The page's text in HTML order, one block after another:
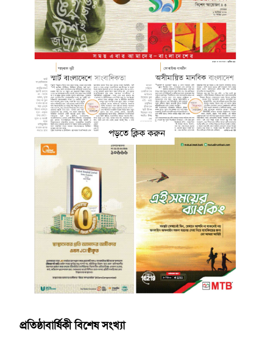
পড়তে ক্লিক করুন
প্রতিষ্ঠাবার্ষিকী বিশেষ সংখ্যা